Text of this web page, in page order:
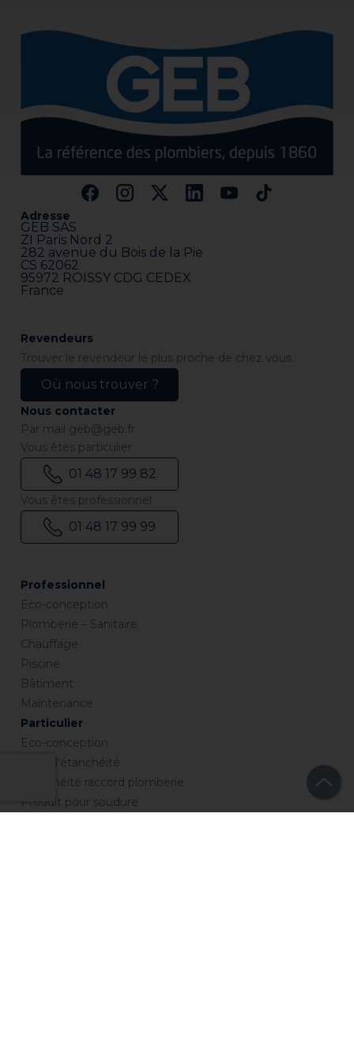
Adresse
GEB SAS
ZI Paris Nord 2
282 avenue du Bois de la Pie
CS 62062
95972 ROISSY CDG CEDEX
France
Professionnel
Eco-conception
Plomberie – Sanitaire
Chauffage
Piscine
Bâtiment
Maintenance
Particulier
Eco-conception
Joint d’étanchéité
Etanchéité raccord plomberie
Produit pour soudure
Revendeurs
Trouver le revendeur le plus proche de chez vous.
Où nous trouver ?
Nous contacter
Par mail geb@geb.fr
Vous êtes particulier
01 48 17 99 82
Vous êtes professionnel
01 48 17 99 99